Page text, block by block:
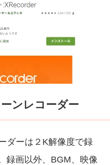
ンレコーダー
ダーは２K解像度で録
録画以外、BGM、映像